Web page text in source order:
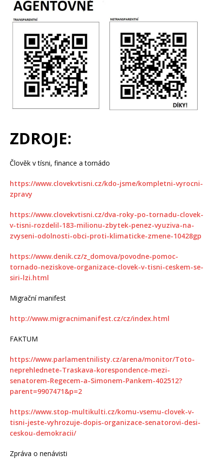
ZDROJE:
Člověk v tísni, finance a tornádo
https://www.clovekvtisni.cz/kdo-jsme/kompletni-vyrocni-
zpravy
https://www.clovekvtisni.cz/dva-roky-po-tornadu-clovek-
v-tisni-rozdelil-183-milionu-zbytek-penez-vyuziva-na-
zvyseni-odolnosti-obci-proti-klimaticke-zmene-10428gp
https://www.denik.cz/z_domova/povodne-pomoc-
tornado-neziskove-organizace-clovek-v-tisni-ceskem-se-
siri-lzi.html
Migrační manifest
http://www.migracnimanifest.cz/cz/index.html
FAKTUM
https://www.parlamentnilisty.cz/arena/monitor/Toto-
neprehlednete-Traskava-korespondence-mezi-
senatorem-Regecem-a-Simonem-Pankem-402512?
parent=9907471&p=2
https://www.stop-multikulti.cz/komu-vsemu-clovek-v-
tisni-jeste-vyhrozuje-dopis-organizace-senatorovi-desi-
ceskou-demokracii/
Zpráva o nenávisti